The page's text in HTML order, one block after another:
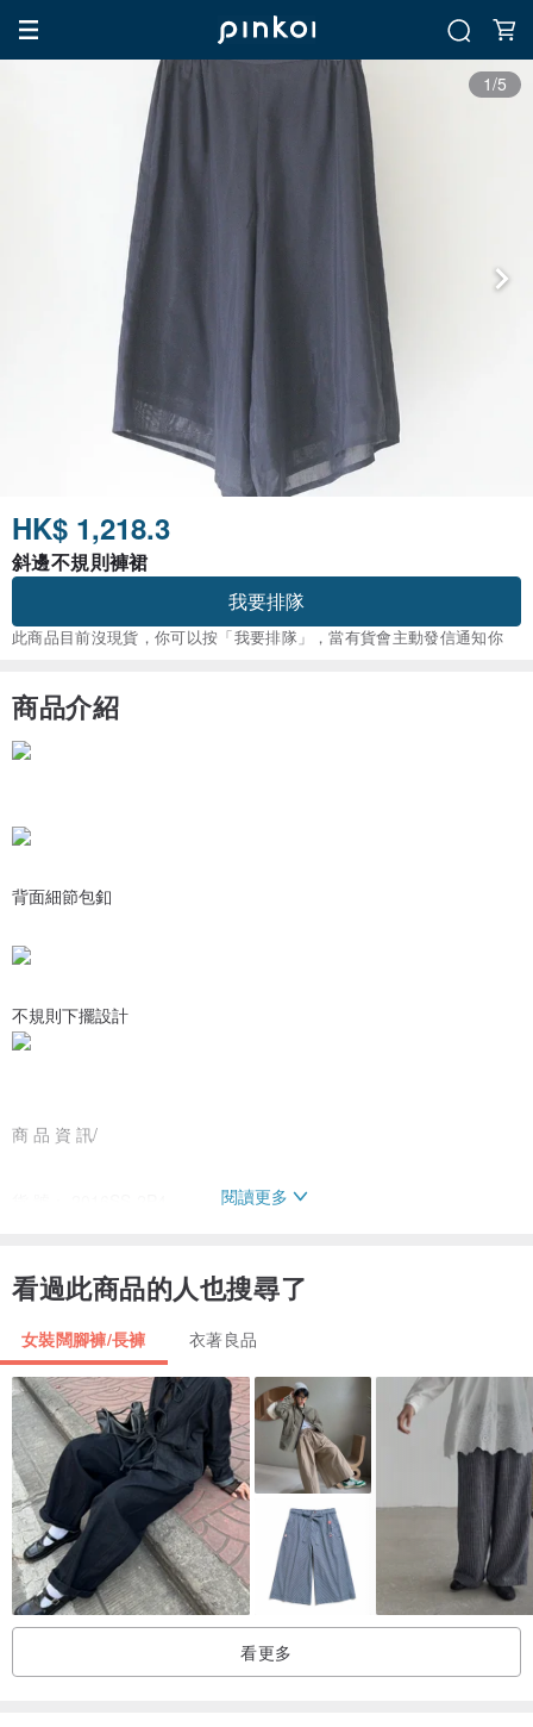
1/5
HK$ 1,218.3
斜邊不規則褲裙
我要排隊
此商品目前沒現貨，你可以按「我要排隊」，當有貨會主動發信通知你
商品介紹
背面細節包釦
不規則下擺設計
商 品 資 訊/
--
有內裡（100% Cotton)
商 品 尺 寸/
尺寸：F
單一尺寸，彈性鬆緊腰圍
閱讀更多
看過此商品的人也搜尋了
女裝闊腳褲/長褲 衣著良品
看更多